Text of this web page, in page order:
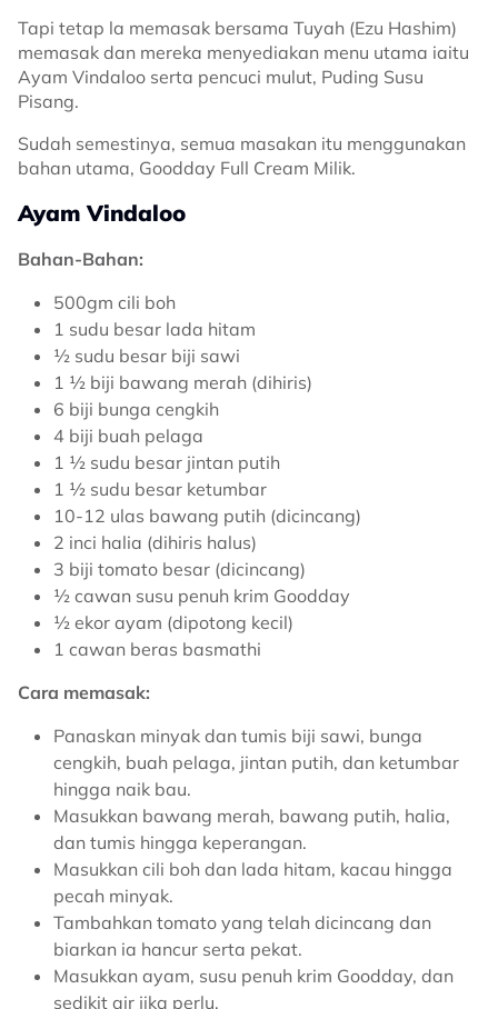
Tapi tetap la memasak bersama Tuyah (Ezu Hashim)
memasak dan mereka menyediakan menu utama iaitu
Ayam Vindaloo serta pencuci mulut, Puding Susu
Pisang.
Sudah semestinya, semua masakan itu menggunakan
bahan utama, Goodday Full Cream Milik.
Ayam Vindaloo
Bahan-Bahan:
500gm cili boh
1 sudu besar lada hitam
½ sudu besar biji sawi
1 ½ biji bawang merah (dihiris)
6 biji bunga cengkih
4 biji buah pelaga
1 ½ sudu besar jintan putih
1 ½ sudu besar ketumbar
10-12 ulas bawang putih (dicincang)
2 inci halia (dihiris halus)
3 biji tomato besar (dicincang)
½ cawan susu penuh krim Goodday
½ ekor ayam (dipotong kecil)
1 cawan beras basmathi
Cara memasak:
Panaskan minyak dan tumis biji sawi, bunga
cengkih, buah pelaga, jintan putih, dan ketumbar
hingga naik bau.
Masukkan bawang merah, bawang putih, halia,
dan tumis hingga keperangan.
Masukkan cili boh dan lada hitam, kacau hingga
pecah minyak.
Tambahkan tomato yang telah dicincang dan
biarkan ia hancur serta pekat.
Masukkan ayam, susu penuh krim Goodday, dan
sedikit air jika perlu.